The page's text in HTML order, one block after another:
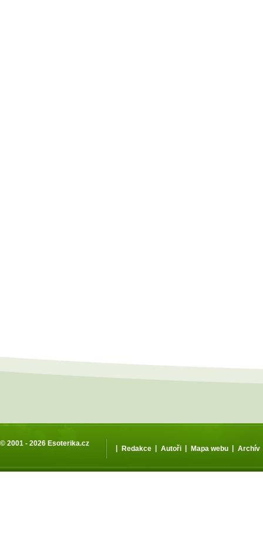
© 2001 - 2026 Esoterika.cz
| Redakce | Autoři | Mapa webu | Archív